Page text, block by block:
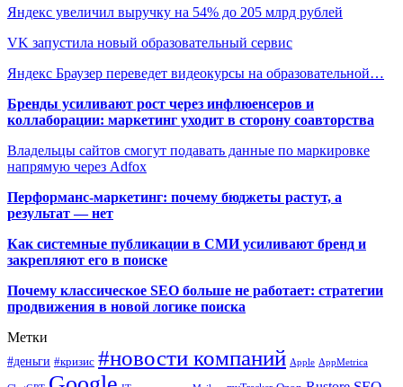
Яндекс увеличил выручку на 54% до 205 млрд рублей
VK запустила новый образовательный сервис
Яндекс Браузер переведет видеокурсы на образовательной…
Бренды усиливают рост через инфлюенсеров и
коллаборации: маркетинг уходит в сторону соавторства
Владельцы сайтов смогут подавать данные по маркировке
напрямую через Adfox
Перформанс-маркетинг: почему бюджеты растут, а
результат — нет
Как системные публикации в СМИ усиливают бренд и
закрепляют его в поиске
Почему классическое SEO больше не работает: стратегии
продвижения в новой логике поиска
Метки
#деньги #кризис #новости компаний Apple AppMetrica